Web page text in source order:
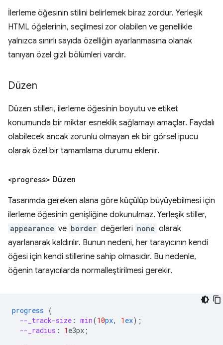
İlerleme öğesinin stilini belirlemek biraz zordur. Yerleşik
HTML öğelerinin, seçilmesi zor olabilen ve genellikle
yalnızca sınırlı sayıda özelliğin ayarlanmasına olanak
tanıyan özel gizli bölümleri vardır.
Düzen
Düzen stilleri, ilerleme öğesinin boyutu ve etiket
konumunda bir miktar esneklik sağlamayı amaçlar. Faydalı
olabilecek ancak zorunlu olmayan ek bir görsel ipucu
olarak özel bir tamamlama durumu eklenir.
<progress> Düzen
Tasarımda gereken alana göre küçülüp büyüyebilmesi için
ilerleme öğesinin genişliğine dokunulmaz. Yerleşik stiller,
appearance ve border değerleri none olarak
ayarlanarak kaldırılır. Bunun nedeni, her tarayıcının kendi
öğesi için kendi stillerine sahip olmasıdır. Bu nedenle,
öğenin tarayıcılarda normalleştirilmesi gerekir.
progress {
--_track-size : min(10px, 1 ex);
--_radius : 1 e3px ;